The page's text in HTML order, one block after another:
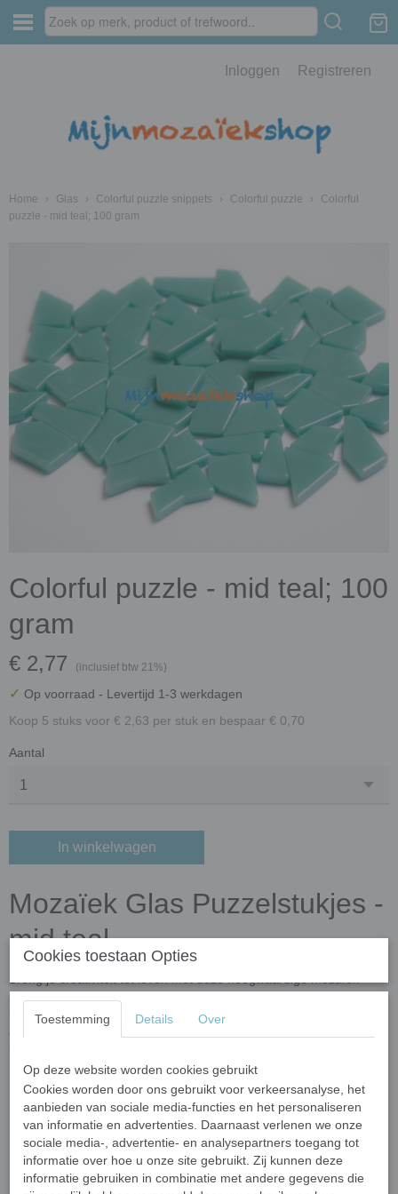
Inloggen Registreren
Home › Glas › Colorful puzzle snippets › Colorful puzzle ›
Colorful
puzzle - mid teal; 100 gram
Colorful puzzle - mid teal; 100
gram
€ 2,77 (inclusief btw 21%)
✓ Op voorraad - Levertijd 1-3 werkdagen
Koop 5 stuks voor € 2,63 per stuk en bespaar € 0,70
Aantal
In winkelwagen
Mozaïek Glas Puzzelstukjes -
mid teal
kleuroxiden, zijn deze steentjes niet alleen milieuvriendelijk, maar
ook duurzaam en veelzijdig. Perfect voor binnen- én
Belangrijkste kenmerken
Afmetingen:Elk stukje varieert in grootte van 10 tot 20 mm
en is 4 mm dik.
Vormen:
Onregelmatig gevormde meerhoekige steentjes met
afgeronde, gladde randen voor een veilige en gemakkelijke
Cookies toestaan Opties
Toestemming Details Over
Op deze website worden cookies gebruikt
Cookies worden door ons gebruikt voor verkeersanalyse, het
aanbieden van sociale media-functies en het personaliseren
van informatie en advertenties. Daarnaast verlenen we onze
sociale media-, advertentie- en analysepartners toegang tot
informatie over hoe u onze site gebruikt. Zij kunnen deze
informatie gebruiken in combinatie met andere gegevens die